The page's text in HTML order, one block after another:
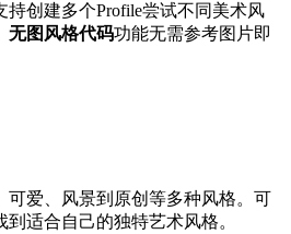
持创建多个Profile尝试不同美术风
无图风格代码功能无需参考图片即
可爱、风景到原创等多种风格。可
适合自己的独特艺术风格。